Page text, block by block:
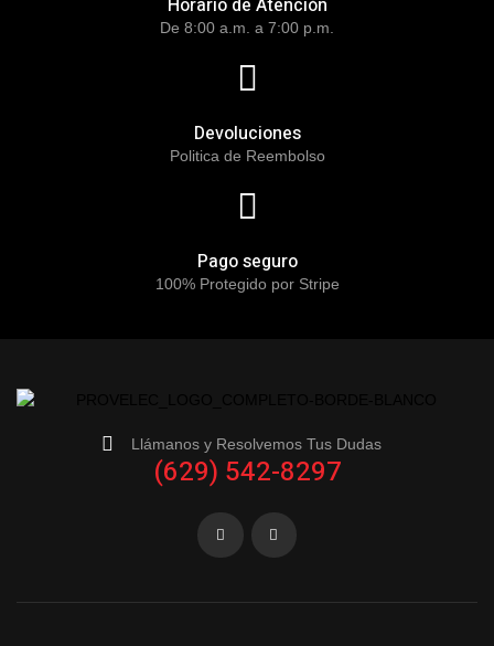
De 8:00 a.m. a 7:00 p.m.
Devoluciones
Politica de Reembolso
Pago seguro
100% Protegido por Stripe
Llámanos y Resolvemos Tus Dudas
(629) 542-8297